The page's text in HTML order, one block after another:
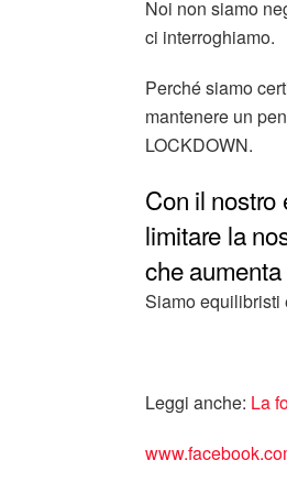
Noi non siamo
ci interroghiamo.
Perché siamo
mantenere un
LOCKDOWN.
Con il nostro
limitare la
che
Siamo equilibristi
Leggi anche: La